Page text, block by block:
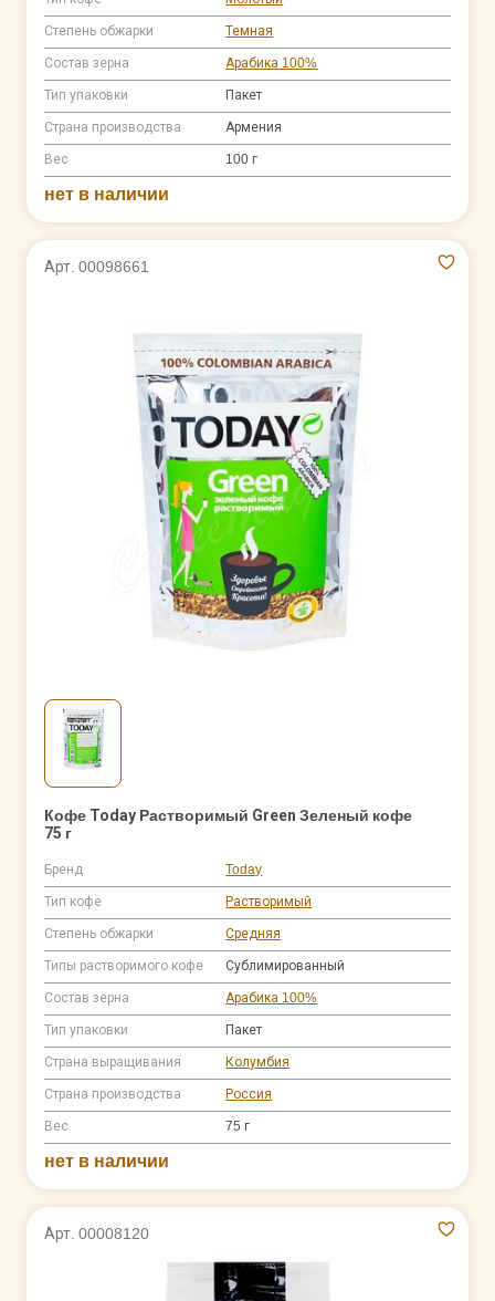
Степень обжарки Темная
Состав зерна Арабика 100%
Тип упаковки Пакет
Страна производства Армения
Вес 100 г
нет в наличии
Арт. 00098661
Кофе Today Растворимый Green Зеленый кофе
75 г
Бренд Today
Тип кофе Растворимый
Степень обжарки Средняя
Типы растворимого кофе Сублимированный
Состав зерна Арабика 100%
Тип упаковки Пакет
Страна выращивания Колумбия
Страна производства Россия
Вес 75 г
нет в наличии
Арт. 00008120